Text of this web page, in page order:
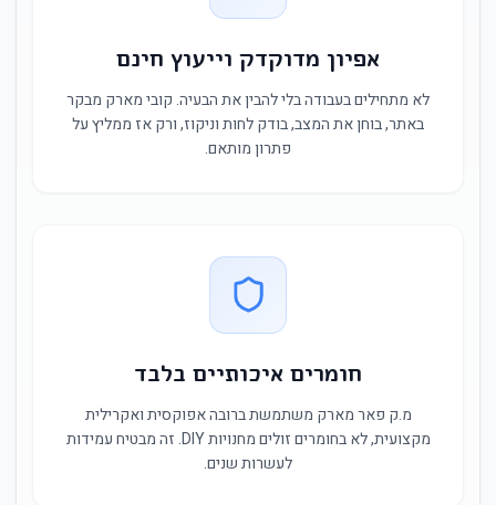
אפיון מדוקדק וייעוץ חינם
לא מתחילים בעבודה בלי להבין את הבעיה. קובי מארק מבקר
באתר, בוחן את המצב, בודק לחות וניקוז, ורק אז ממליץ על
פתרון מותאם.
חומרים איכותיים בלבד
מ.ק פאר מארק משתמשת ברובה אפוקסית ואקרילית
מקצועית, לא בחומרים זולים מחנויות DIY. זה מבטיח עמידות
לעשרות שנים.